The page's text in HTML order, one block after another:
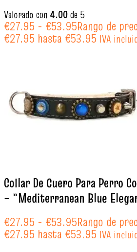
Valorado con 4.00de 5
€27.95 - €53.95Rango de
€27.95 hasta €53.95 IVA
Collar De Cuero Para Perro
– “Mediterranean Blue
€27.95 - €53.95Rango de
€27.95 hasta €53.95 IVA